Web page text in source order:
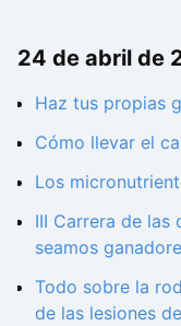
24 de abril de
Haz tus propias
Cómo llevar el
Los
III Carrera de las
seamos
Todo sobre la
de las lesiones